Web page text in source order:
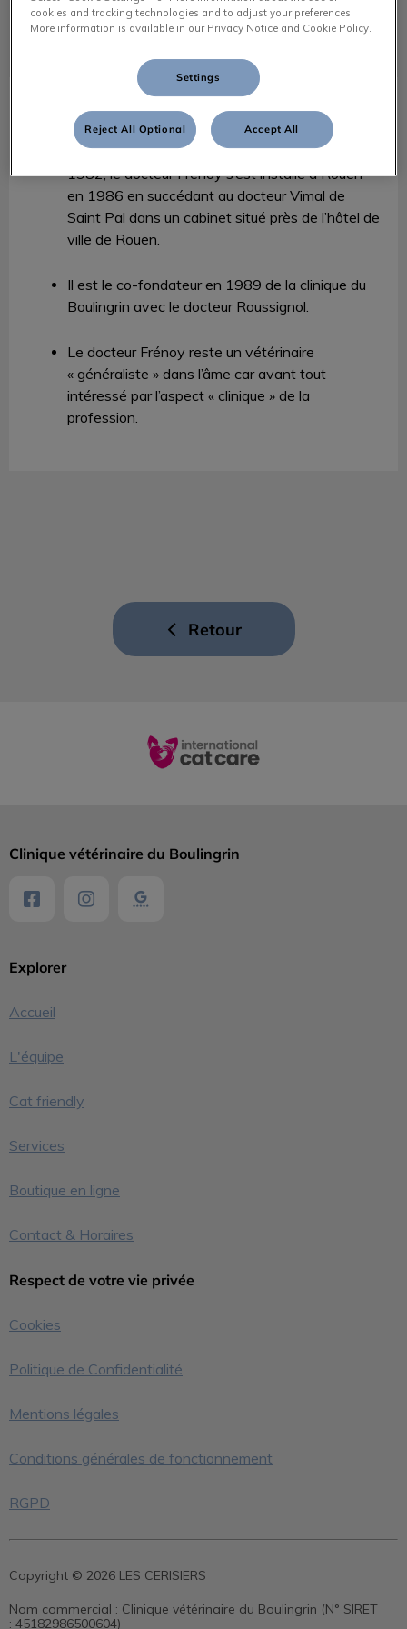
Dr Richard FRENOYDocteur Vétérinaire
Diplomé de l’École Vétérinaire de Toulouse en
1982, le docteur Frénoy s’est installé à Rouen
en 1986 en succédant au docteur Vimal de
Saint Pal dans un cabinet situé près de l’hôtel de
ville de Rouen.
Il est le co-fondateur en 1989 de la clinique du
Boulingrin avec le docteur Roussignol.
Le docteur Frénoy reste un vétérinaire
« généraliste » dans l’âme car avant tout
intéressé par l’aspect « clinique » de la
profession.
Retour
Explorer
Accueil
L'équipe
Cat friendly
Services
Boutique en ligne
Contact & Horaires
Respect de votre vie privée
Cookies
Politique de Confidentialité
Mentions légales
Conditions générales de fonctionnement
RGPD
Clinique vétérinaire du Boulingrin
Copyright © 2026 LES CERISIERS
Nom commercial : Clinique vétérinaire du Boulingrin (N° SIRET
: 45182986500604)
cookies and tracking technologies and to adjust your preferences.
More information is available in our Privacy Notice and Cookie Policy.
Settings
Reject All Optional Accept All